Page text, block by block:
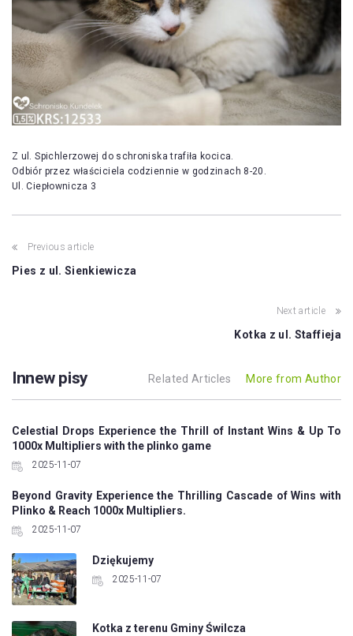
Z ul. Spichlerzowej do schroniska trafiła kocica.
Odbiór przez właściciela codziennie w godzinach 8-20.
Ul. Ciepłownicza 3
Post
navigation
Previous article
Pies z ul. Sienkiewicza
Next article
Kotka z ul. Staffieja
Innew pisy Related Articles More from Author
Celestial Drops Experience the Thrill of Instant Wins & Up To
1000x Multipliers with the plinko game
2025-11-07
Beyond Gravity Experience the Thrilling Cascade of Wins with
Plinko & Reach 1000x Multipliers.
2025-11-07
Dziękujemy
2025-11-07
Kotka z terenu Gminy Świlcza